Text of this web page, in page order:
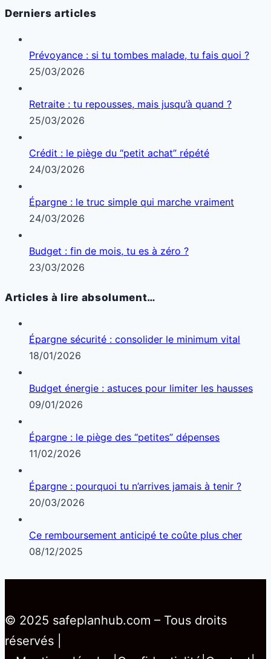
Derniers articles
Prévoyance : si tu tombes malade, tu fais quoi ?
25/03/2026
Retraite : tu repousses, mais jusqu’à quand ?
25/03/2026
Crédit : le piège du “petit achat” répété
24/03/2026
Épargne : le truc simple qui marche vraiment
24/03/2026
Budget : fin de mois, tu es à zéro ?
23/03/2026
Articles à lire absolument…
Épargne sécurité : consolider le minimum vital
18/01/2026
Budget énergie : astuces pour limiter les hausses
09/01/2026
Épargne : le piège des “petites” dépenses
11/02/2026
Épargne : pourquoi tu n’arrives jamais à tenir ?
20/03/2026
Ce remboursement anticipé te coûte plus cher
08/12/2025
© 2025 safeplanhub.com – Tous droits
réservés |